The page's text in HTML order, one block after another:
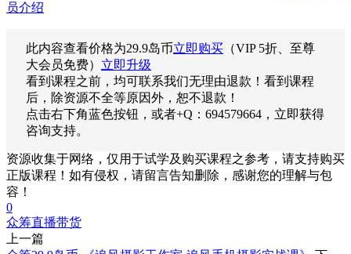
员介绍
此内容查看价格为29.9岛币立即购买 （VIP 5折、至尊
大会员免费） 立即升级
看到课程之前，均可联系我们无理由退款！看到课程
后，除资源不全等原因外，恕不退款！
点击右下角蓝色按钮，或者+Q：694579664，立即获得
咨询支持。
资源收集于网络，仅用于试学及购买课程之参考，请支持购买
正版课程！如有侵权，请留言告知删除，感谢您的理解与包
容！
0
众筹直播带货
上一篇